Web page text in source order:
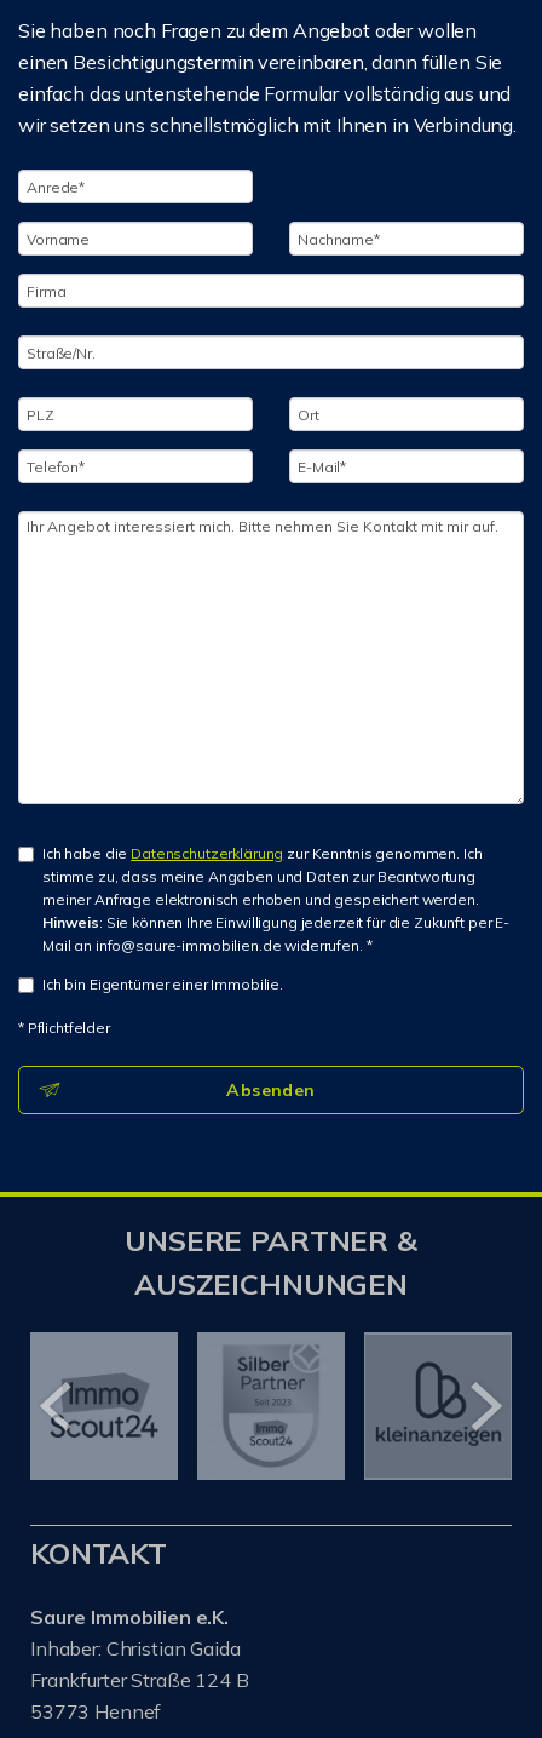
Sie haben noch Fragen zu dem Angebot oder wollen
einen Besichtigungstermin vereinbaren, dann füllen Sie
einfach das untenstehende Formular vollständig aus und
wir setzen uns schnellstmöglich mit Ihnen in Verbindung.
Ich habe die Datenschutzerklärung zur Kenntnis genommen. Ich
stimme zu, dass meine Angaben und Daten zur Beantwortung
meiner Anfrage elektronisch erhoben und gespeichert werden.
Hinweis: Sie können Ihre Einwilligung jederzeit für die Zukunft per E-
Mail an info@saure-immobilien.de widerrufen. *
Ich bin Eigentümer einer Immobilie.
* Pflichtfelder
Absenden
UNSERE PARTNER &
AUSZEICHNUNGEN
KONTAKT
Saure Immobilien e.K.
Inhaber: Christian Gaida
Frankfurter Straße 124 B
53773 Hennef